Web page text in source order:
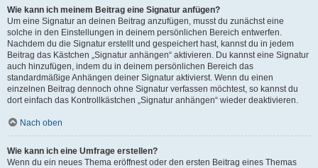
Wie kann ich meinem Beitrag eine Signatur anfügen?
Um eine Signatur an deinen Beitrag anzufügen, musst du zunächst eine
solche in den Einstellungen in deinem persönlichen Bereich entwerfen.
Nachdem du die Signatur erstellt und gespeichert hast, kannst du in jedem
Beitrag das Kästchen „Signatur anhängen“ aktivieren. Du kannst eine Signatur
auch hinzufügen, indem du in deinem persönlichen Bereich das
standardmäßige Anhängen deiner Signatur aktivierst. Wenn du einen
einzelnen Beitrag dennoch ohne Signatur verfassen möchtest, so kannst du
dort einfach das Kontrollkästchen „Signatur anhängen“ wieder deaktivieren.
Nach oben
Wie kann ich eine Umfrage erstellen?
Wenn du ein neues Thema eröffnest oder den ersten Beitrag eines Themas